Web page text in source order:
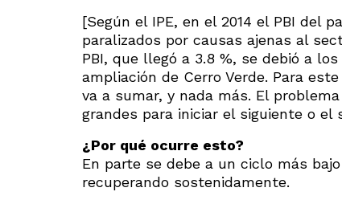
[Según el IPE, en el 2014 el PBI del
paralizados por causas ajenas al
PBI, que llegó a 3.8 %, se debió a
ampliación de Cerro Verde. Para
va a sumar, y nada más. El
grandes para iniciar el siguiente o el
¿Por qué ocurre esto?
En parte se debe a un ciclo más
recuperando sostenidamente.